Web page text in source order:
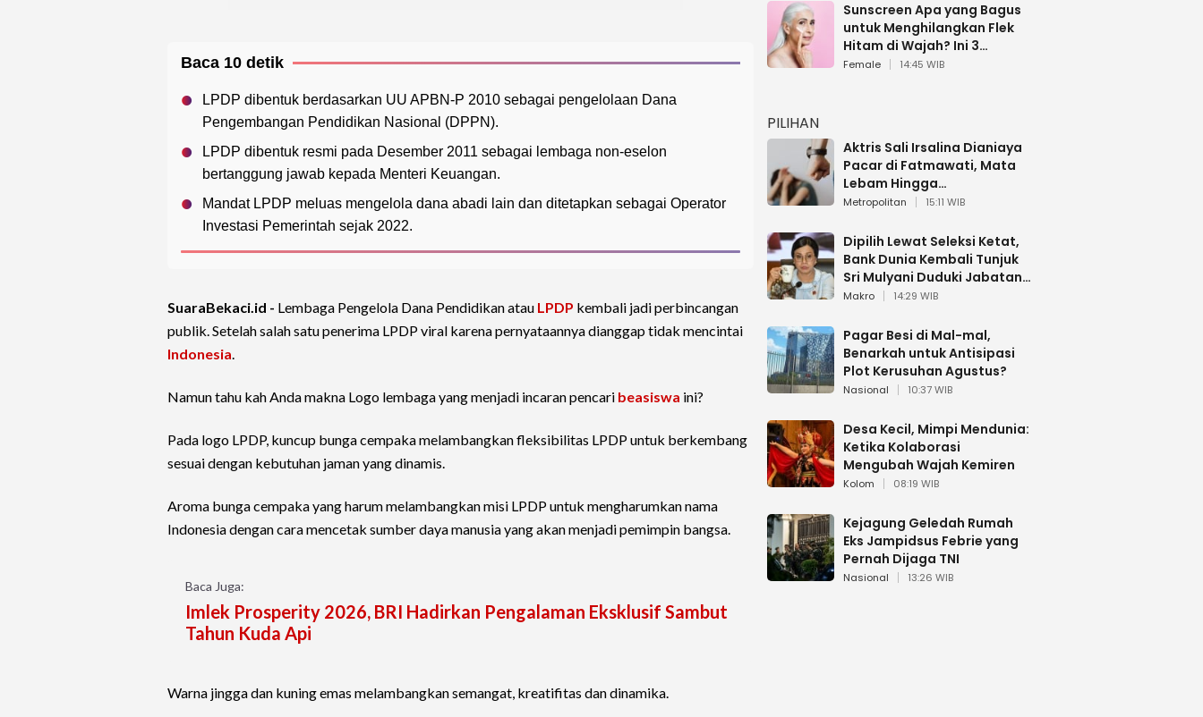
Baca 10 detik
LPDP dibentuk berdasarkan UU APBN-P 2010 sebagai pengelolaan Dana
Pengembangan Pendidikan Nasional (DPPN).
LPDP dibentuk resmi pada Desember 2011 sebagai lembaga non-eselon
bertanggung jawab kepada Menteri Keuangan.
Mandat LPDP meluas mengelola dana abadi lain dan ditetapkan sebagai Operator
Investasi Pemerintah sejak 2022.
SuaraBekaci.id - Lembaga Pengelola Dana Pendidikan atau LPDP kembali jadi perbincangan
publik. Setelah salah satu penerima LPDP viral karena pernyataannya dianggap tidak mencintai
Indonesia.
Namun tahu kah Anda makna Logo lembaga yang menjadi incaran pencari beasiswa ini?
Pada logo LPDP, kuncup bunga cempaka melambangkan fleksibilitas LPDP untuk berkembang
sesuai dengan kebutuhan jaman yang dinamis.
Aroma bunga cempaka yang harum melambangkan misi LPDP untuk mengharumkan nama
Indonesia dengan cara mencetak sumber daya manusia yang akan menjadi pemimpin bangsa.
Baca Juga:
Imlek Prosperity 2026, BRI Hadirkan Pengalaman Eksklusif Sambut
Tahun Kuda Api
Warna jingga dan kuning emas melambangkan semangat, kreatifitas dan dinamika.
Sunscreen Apa yang Bagus
untuk Menghilangkan Flek
Hitam di Wajah? Ini 3
Rekomendasi sesuai Review
Female 14:45 WIB
PILIHAN
Aktris Sali Irsalina Dianiaya
Pacar di Fatmawati, Mata
Lebam Hingga
Diselamatkan Polantas
Metropolitan 15:11 WIB
Dipilih Lewat Seleksi Ketat,
Bank Dunia Kembali Tunjuk
Sri Mulyani Duduki Jabatan
Strategis
Makro 14:29 WIB
Pagar Besi di Mal-mal,
Benarkah untuk Antisipasi
Plot Kerusuhan Agustus?
Nasional 10:37 WIB
Desa Kecil, Mimpi Mendunia:
Ketika Kolaborasi
Mengubah Wajah Kemiren
Kolom 08:19 WIB
Kejagung Geledah Rumah
Eks Jampidsus Febrie yang
Pernah Dijaga TNI
Nasional 13:26 WIB